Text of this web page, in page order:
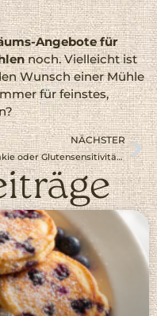
Angebote für
noch. Vielleicht ist
Wunsch einer Mühle
für feinstes,
NÄCHSTER
Zöliakie oder Glutensensitivität – oder etwa doch nicht?